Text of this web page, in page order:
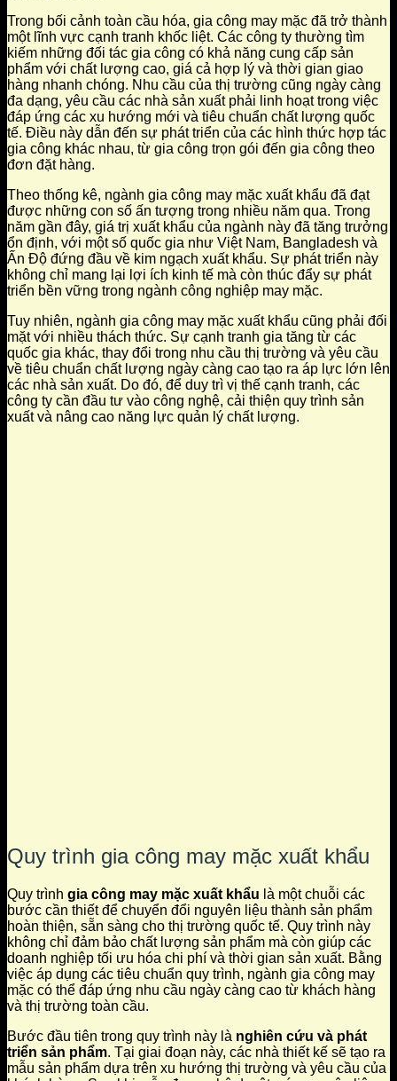
Trong bối cảnh toàn cầu hóa, gia công may mặc đã trở thành
một lĩnh vực cạnh tranh khốc liệt. Các công ty thường tìm
kiếm những đối tác gia công có khả năng cung cấp sản
phẩm với chất lượng cao, giá cả hợp lý và thời gian giao
hàng nhanh chóng. Nhu cầu của thị trường cũng ngày càng
đa dạng, yêu cầu các nhà sản xuất phải linh hoạt trong việc
đáp ứng các xu hướng mới và tiêu chuẩn chất lượng quốc
tế. Điều này dẫn đến sự phát triển của các hình thức hợp tác
gia công khác nhau, từ gia công trọn gói đến gia công theo
đơn đặt hàng.
Theo thống kê, ngành gia công may mặc xuất khẩu đã đạt
được những con số ấn tượng trong nhiều năm qua. Trong
năm gần đây, giá trị xuất khẩu của ngành này đã tăng trưởng
ổn định, với một số quốc gia như Việt Nam, Bangladesh và
Ấn Độ đứng đầu về kim ngạch xuất khẩu. Sự phát triển này
không chỉ mang lại lợi ích kinh tế mà còn thúc đẩy sự phát
triển bền vững trong ngành công nghiệp may mặc.
Tuy nhiên, ngành gia công may mặc xuất khẩu cũng phải đối
mặt với nhiều thách thức. Sự cạnh tranh gia tăng từ các
quốc gia khác, thay đổi trong nhu cầu thị trường và yêu cầu
về tiêu chuẩn chất lượng ngày càng cao tạo ra áp lực lớn lên
các nhà sản xuất. Do đó, để duy trì vị thế cạnh tranh, các
công ty cần đầu tư vào công nghệ, cải thiện quy trình sản
xuất và nâng cao năng lực quản lý chất lượng.
Quy trình gia công may mặc xuất khẩu
Quy trình gia công may mặc xuất khẩu là một chuỗi các
bước cần thiết để chuyển đổi nguyên liệu thành sản phẩm
hoàn thiện, sẵn sàng cho thị trường quốc tế. Quy trình này
không chỉ đảm bảo chất lượng sản phẩm mà còn giúp các
doanh nghiệp tối ưu hóa chi phí và thời gian sản xuất. Bằng
việc áp dụng các tiêu chuẩn quy trình, ngành gia công may
mặc có thể đáp ứng nhu cầu ngày càng cao từ khách hàng
và thị trường toàn cầu.
Bước đầu tiên trong quy trình này là nghiên cứu và phát
triển sản phẩm. Tại giai đoạn này, các nhà thiết kế sẽ tạo ra
mẫu sản phẩm dựa trên xu hướng thị trường và yêu cầu của